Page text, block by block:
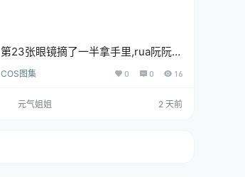
第23张眼镜摘了一半拿手里,rua阮阮的
授课中就这张极为有味道
COS图集 0 0 16
元气姐姐 2 天前